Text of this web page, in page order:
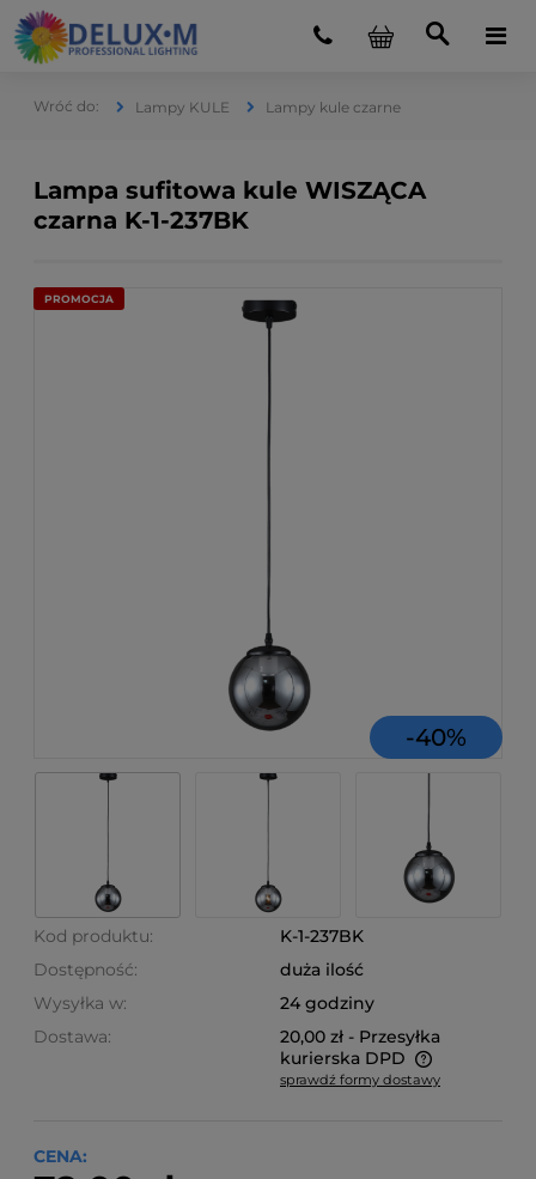
Lampy KULE Lampy kule czarne
Lampa sufitowa kule WISZĄCA
czarna K-1-237BK
PROMOCJA
-40%
Kod produktu:
K-1-237BK
Dostępność:
duża ilość
Wysyłka w:
24 godziny
Dostawa:
20,00 zł - Przesyłka
kurierska DPD
Cena nie zawiera ewentualnych kosztów płatności
sprawdź formy dostawy
CENA: